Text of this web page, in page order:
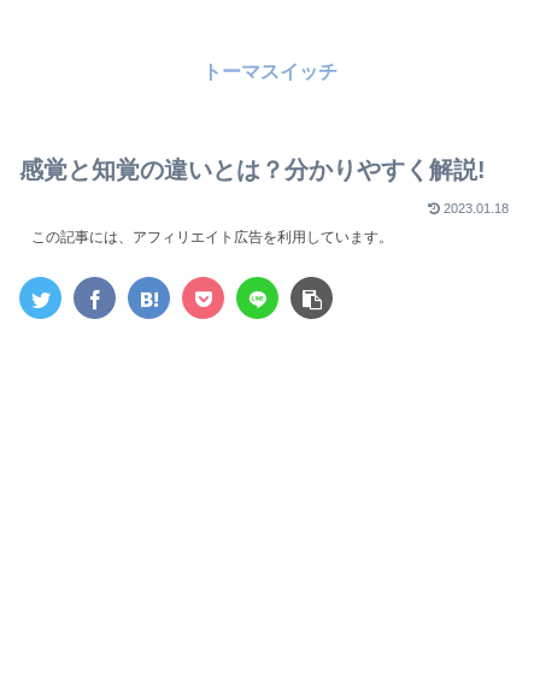
トーマスイッチ
感覚と知覚の違いとは？分かりやすく解説!
2023.01.18
この記事には、アフィリエイト広告を利用しています。